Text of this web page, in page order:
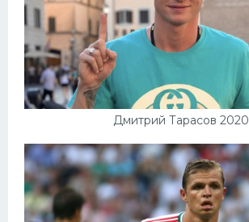
Дмитрий Тарасов 2020